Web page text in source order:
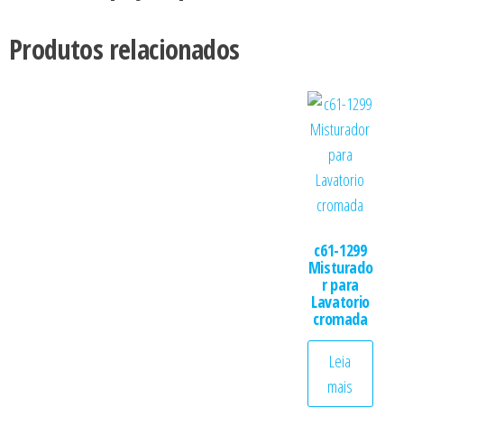
Produtos relacionados
c61-1299
Misturado
r para
Lavatorio
cromada
Leia
mais